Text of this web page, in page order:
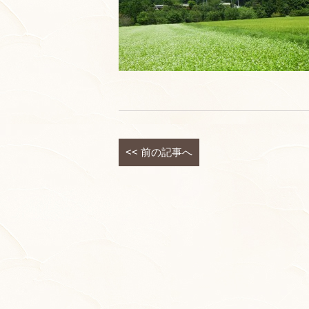
<< 前の記事へ